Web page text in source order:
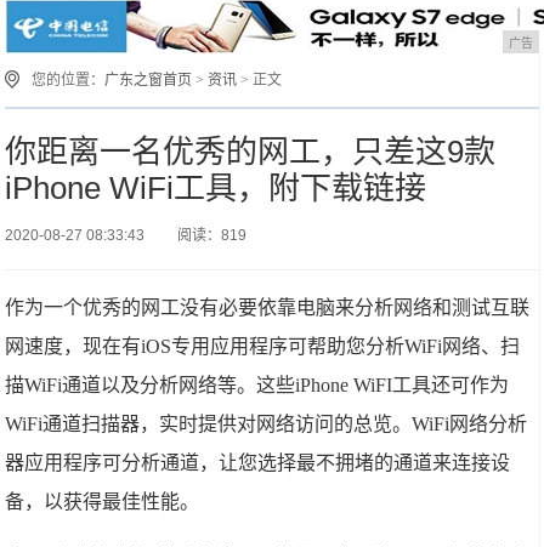
广告
您的位置： 广东之窗首页 >资讯 > 正文
你距离一名优秀的网工，只差这9款
iPhone WiFi工具，附下载链接
2020-08-27 08:33:43 阅读：819
作为一个优秀的网工没有必要依靠电脑来分析网络和测试互联
网速度，现在有iOS专用应用程序可帮助您分析WiFi网络、扫
描WiFi通道以及分析网络等。这些iPhone WiFI工具还可作为
WiFi通道扫描器，实时提供对网络访问的总览。WiFi网络分析
器应用程序可分析通道，让您选择最不拥堵的通道来连接设
备，以获得最佳性能。